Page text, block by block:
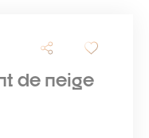
de neige